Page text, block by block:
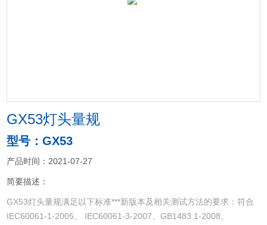
GX53灯头量规
型号：GX53
产品时间：2021-07-27
简要描述：
GX53灯头量规满足以下标准***新版本及相关测试方法的要求：符合
IEC60061-1-2005、 IEC60061-3-2007、GB1483.1-2008、